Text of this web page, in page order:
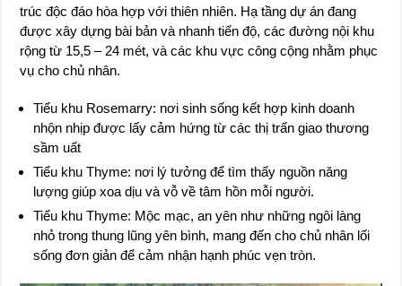
trúc độc đáo hòa hợp với thiên nhiên. Hạ tầng dự án đang
được xây dựng bài bản và nhanh tiến độ, các đường nội khu
rộng từ 15,5 – 24 mét, và các khu vực công cộng nhằm phục
vụ cho chủ nhân.
Tiểu khu Rosemarry: nơi sinh sống kết hợp kinh doanh
nhộn nhịp được lấy cảm hứng từ các thị trấn giao thương
sầm uất
Tiểu khu Thyme: nơi lý tưởng để tìm thấy nguồn năng
lượng giúp xoa dịu và vỗ về tâm hồn mỗi người.
Tiểu khu Thyme: Mộc mạc, an yên như những ngôi làng
nhỏ trong thung lũng yên bình, mang đến cho chủ nhân lối
sống đơn giản để cảm nhận hạnh phúc vẹn tròn.